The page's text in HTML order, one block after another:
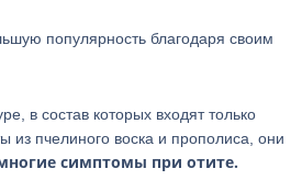
популярность благодаря своим
в состав которых входят только
из пчелиного воска и прополиса, они
симптомы при отите.